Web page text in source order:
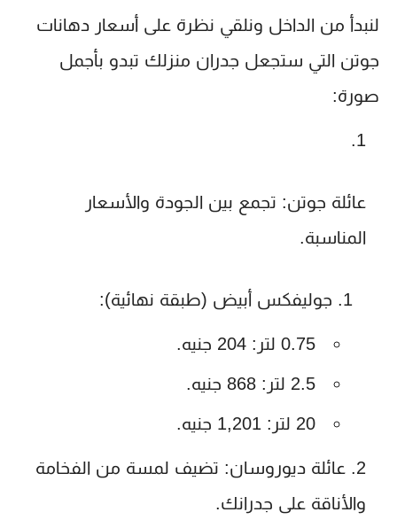
لنبدأ من الداخل ونلقي نظرة على أسعار دهانات
جوتن التي ستجعل جدران منزلك تبدو بأجمل
صورة:
عائلة جوتن: تجمع بين الجودة والأسعار
المناسبة.
جوليفكس أبيض (طبقة نهائية):
0.75 لتر: 204 جنيه.
2.5 لتر: 868 جنيه.
20 لتر: 1,201 جنيه.
عائلة ديوروسان: تضيف لمسة من الفخامة
والأناقة على جدرانك.